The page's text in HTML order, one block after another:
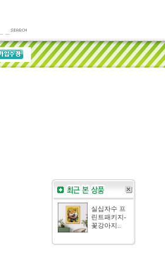
실십자수 프
린트패키지-
꽃강아지..